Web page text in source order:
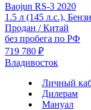
Baojun RS-3 2020
1.5 л (145 л.с.),
Продан / Китай
без пробега по РФ
719 780 ₽
Владивосток
Личный
Дилерам
Мануал